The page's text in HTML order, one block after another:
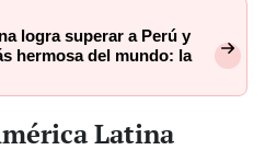
logra superar a Perú y
hermosa del mundo: la
Latina